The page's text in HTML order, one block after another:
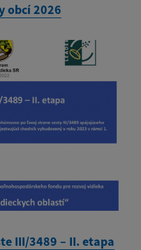
obcí 2026
III/3489 – II. etapa